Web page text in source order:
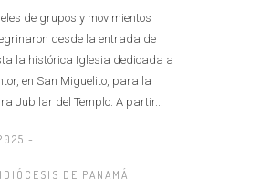
de grupos y movimientos
desde la entrada de
la histórica Iglesia dedicada a
en San Miguelito, para la
Jubilar del Templo. A partir...
-
DE PANAMÁ